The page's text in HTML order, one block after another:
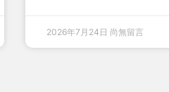
2026年7月24日 尚無留言